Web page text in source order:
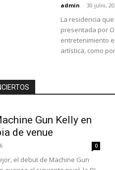
admin - 30 julio,
La residencia
presentada por
entretenimiento
artística, como
Gun Kelly en
de venue
0
el debut de Machine Gun